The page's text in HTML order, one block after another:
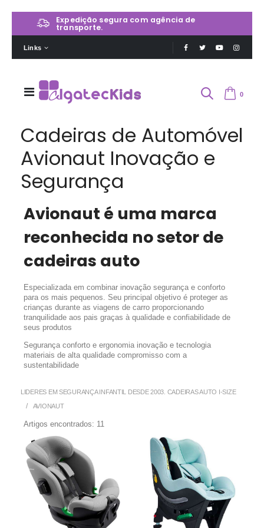
Expedição segura com agência de
transporte.
Links
0
Cadeiras de Automóvel
Avionaut Inovação e
Segurança
Avionaut é uma marca
reconhecida no setor de
cadeiras auto
Especializada em combinar inovação segurança e conforto
para os mais pequenos. Seu principal objetivo é proteger as
crianças durante as viagens de carro proporcionando
tranquilidade aos pais graças à qualidade e confiabilidade de
seus produtos
Segurança conforto e ergonomia inovação e tecnologia
materiais de alta qualidade compromisso com a
sustentabilidade
LIDERES EM SEGURANÇA INFANTIL DESDE 2003. CADEIRAS AUTO I-SIZE
AVIONAUT
Artigos encontrados: 11